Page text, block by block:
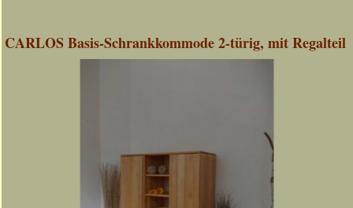
CARLOS Basis-Schrankkommode 2-türig, mit Regalteil